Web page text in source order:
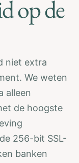
op de
niet extra
We weten
alleen
de hoogste
256-bit SSL-
banken